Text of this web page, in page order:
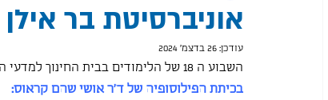
אוניברסיטת בר אילן 10.02.2019
עודכן: 26 בדצמ׳ 2024
השבוע ה 18 של הלימודים בבית החינוך למדעי הרוח לתלמידי תיכון באונ' בר אילן, ממשיכים במלוא הקיטור:
בכיתת הפילוסופיה של ד"ר אושי שהם קראוס: